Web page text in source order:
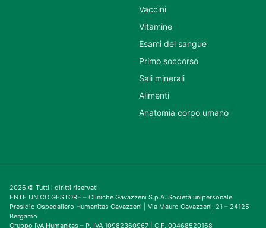
Vaccini
Vitamine
Esami del sangue
Primo soccorso
Sali minerali
Alimenti
Anatomia corpo umano
2026 © Tutti i diritti riservati
ENTE UNICO GESTORE – Cliniche Gavazzeni S.p.A. Società unipersonale
Presidio Ospedaliero Humanitas Gavazzeni | Via Mauro Gavazzeni, 21 – 24125
Bergamo
Gruppo IVA Humanitas – P. IVA 10982360967 | C.F. 00468520168